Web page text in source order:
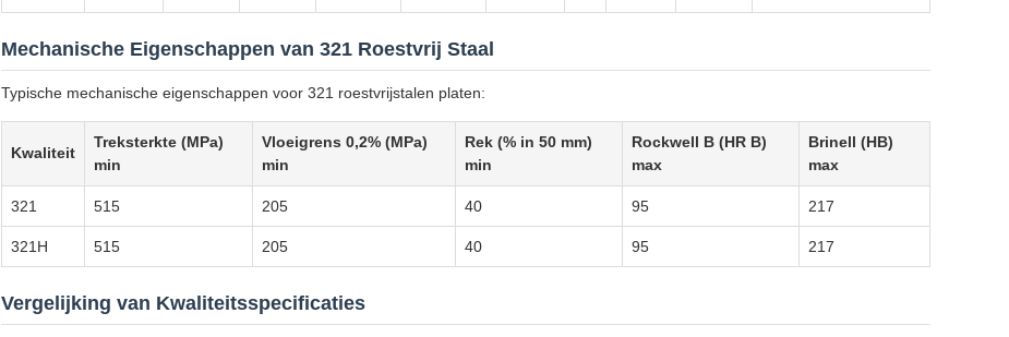
Mechanische Eigenschappen van 321 Roestvrij Staal
Typische mechanische eigenschappen voor 321 roestvrijstalen platen:
Kwaliteit
Treksterkte (MPa)
min
Vloeigrens 0,2% (MPa)
min
Rek (% in 50 mm)
min
Rockwell B (HR B)
max
Brinell (HB)
max
321 515 205 40 95 217
321H 515 205 40 95 217
Vergelijking van Kwaliteitsspecificaties